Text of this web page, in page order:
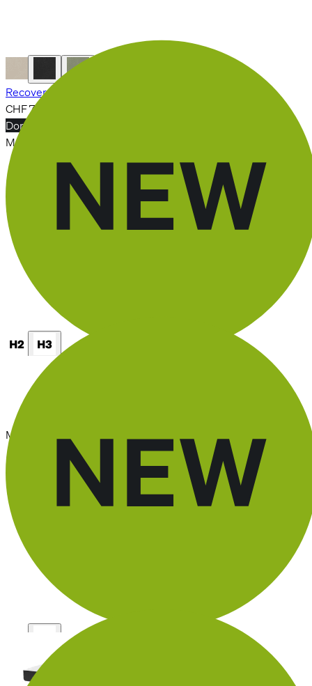
Recovery Slopes Core
CHF 79.90
Dormeurs latéraux
Matratze
Recovery Base Balance
CHF 1,049.90
Climat de sommeil optimal
Matratze
Recovery Base Elite
Nous utilisons des cookies sur ce site web
En cliquant sur « Accepter tous les cookies », vous acceptez le stockage de
cookies sur votre appareil pour améliorer la navigation sur le site, analyser son
utilisation et contribuer à nos efforts de marketing, comme des publicités